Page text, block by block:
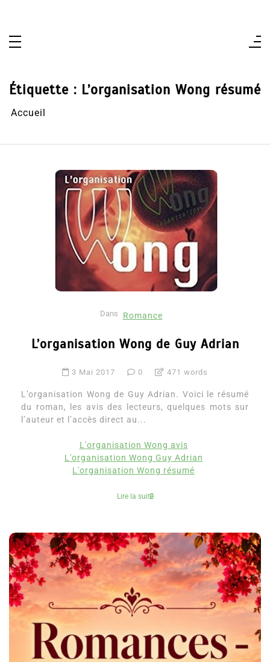
Étiquette : L’organisation Wong résumé
Accueil
Dans Romance
L’organisation Wong de Guy Adrian
3 Mai 2017 0 471 words
L’organisation Wong de Guy Adrian. Voici le résumé
du roman, les avis des lecteurs, quelques mots sur
l’auteur et l’accès direct au...
L'organisation Wong avis
L'organisation Wong Guy Adrian
L'organisation Wong résumé
Lire la suite